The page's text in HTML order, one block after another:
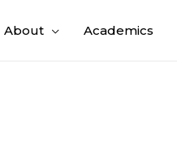
About Academics